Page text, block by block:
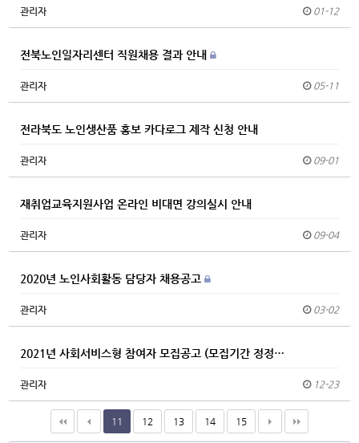
관리자 01-12
전북노인일자리센터 직원채용 결과 안내
관리자 05-11
전라북도 노인생산품 홍보 카다로그 제작 신청 안내
관리자 09-01
재취업교육지원사업 온라인 비대면 강의실시 안내
관리자 09-04
2020년 노인사회활동 담당자 채용공고
관리자 03-02
2021년 사회서비스형 참여자 모집공고 (모집기간 정정…
관리자 12-23
11 12 13 14 15